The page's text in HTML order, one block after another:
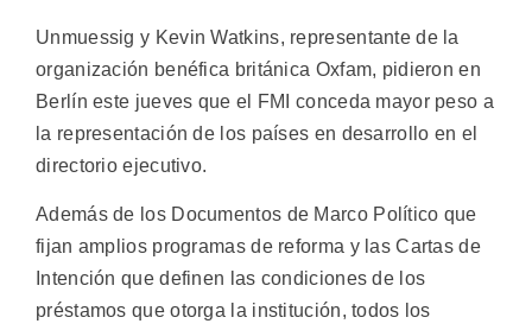
Unmuessig y Kevin Watkins, representante de la
organización benéfica británica Oxfam, pidieron en
Berlín este jueves que el FMI conceda mayor peso a
la representación de los países en desarrollo en el
directorio ejecutivo.
Además de los Documentos de Marco Político que
fijan amplios programas de reforma y las Cartas de
Intención que definen las condiciones de los
préstamos que otorga la institución, todos los